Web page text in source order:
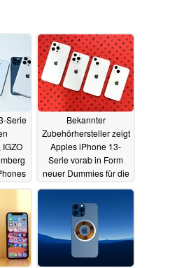
Serie
Bekannter
Zubehörhersteller zeigt
Apples iPhone 13-
Serie vorab in Form
neuer Dummies für die
Produktion09.07.2021